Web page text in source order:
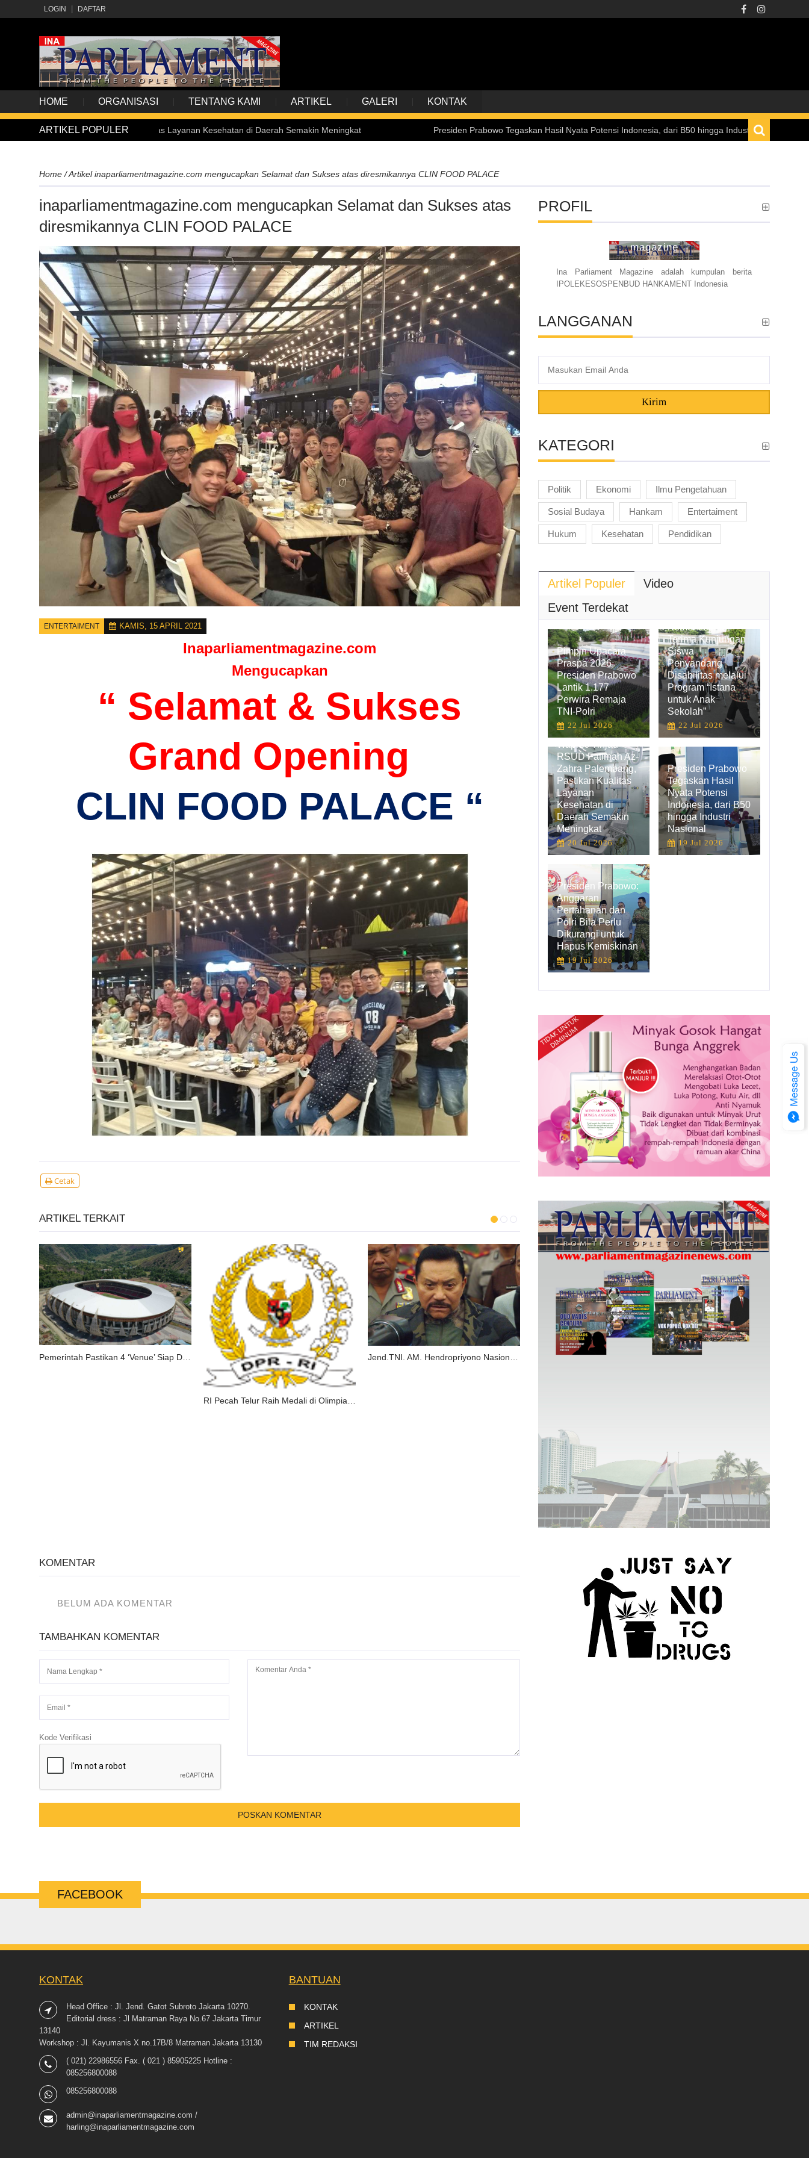
LOGIN DAFTAR
HOME ORGANISASI TENTANG KAMI ARTIKEL GALERI KONTAK
ARTIKEL POPULER
Pastikan Kualitas Layanan Kesehatan di Daerah Semakin Meningkat Presiden Prabowo Tegaskan Hasil Nyata Potensi Indonesia, dari B50 hingga Industri Nasional
Home /Artikel inaparliamentmagazine.com mengucapkan Selamat dan Sukses atas diresmikannya CLIN FOOD PALACE
inaparliamentmagazine.com mengucapkan Selamat dan Sukses atas
diresmikannya CLIN FOOD PALACE
ENTERTAIMENT KAMIS, 15 APRIL 2021
Inaparliamentmagazine.com
Mengucapkan
“ Selamat & Sukses
Grand Opening
CLIN FOOD PALACE “
Cetak
ARTIKEL TERKAIT
Jend.TNI. AM. Hendropriyono Nasionalis Sejati Presiden Prabowo Beri Arahan Terkait Peningkatan Kesejahteraan dan Pembinaan Atlet Nasional
KOMENTAR
BELUM ADA KOMENTAR
TAMBAHKAN KOMENTAR
Kode Verifikasi
PROFIL
magazine
Ina Parliament Magazine adalah kumpulan berita
IPOLEKESOSPENBUD HANKAMENT Indonesia
LANGGANAN
Kirim
KATEGORI
Politik Ekonomi Ilmu Pengetahuan
Sosial Budaya Hankam Entertaiment
Hukum Kesehatan Pendidikan
Artikel Populer
Video
Event Terdekat
Pimpin Upacara
Praspa 2026,
Presiden Prabowo
Lantik 1.177
Perwira Remaja
TNI-Polri
22 Jul 2026
Hadirkan
Kemensetneg
Terima Kunjungan
Siswa
Penyandang
Disabilitas melalui
Program “Istana
untuk Anak
Sekolah”
22 Jul 2026
Wapres Tinjau
RSUD Fatimah Az-
Zahra Palembang,
Pastikan Kualitas
Layanan
Kesehatan di
Daerah Semakin
Meningkat
20 Jul 2026
Presiden Prabowo
Tegaskan Hasil
Nyata Potensi
Indonesia, dari B50
hingga Industri
Nasional
19 Jul 2026
Presiden Prabowo:
Anggaran
Pertahanan dan
Polri Bila Perlu
Dikurangi untuk
Hapus Kemiskinan
19 Jul 2026
FACEBOOK
KONTAK
Head Office : Jl. Jend. Gatot Subroto Jakarta 10270.
Editorial dress : Jl Matraman Raya No.67 Jakarta Timur
13140
Workshop : Jl. Kayumanis X no.17B/8 Matraman Jakarta 13130
( 021) 22986556 Fax. ( 021 ) 85905225 Hotline :
085256800088
085256800088
admin@inaparliamentmagazine.com /
harling@inaparliamentmagazine.com
BANTUAN
KONTAK
ARTIKEL
TIM REDAKSI